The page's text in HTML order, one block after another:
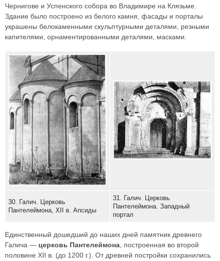
Чернигове и Успенского собора во Владимире на Клязьме.
Здание было построено из белого камня, фасады и порталы
украшены белокаменными скульптурными деталями, резными
капителями, орнаментированными деталями, масками.
30. Галич. Церковь
Пантелеймона, XII в. Апсиды
31. Галич. Церковь
Пантелеймона. Западный
портал
Единственный дошедший до наших дней памятник древнего
Галича — церковь Пантелеймона , построенная во второй
половине XII в. (до 1200 г.). От древней постройки сохранились